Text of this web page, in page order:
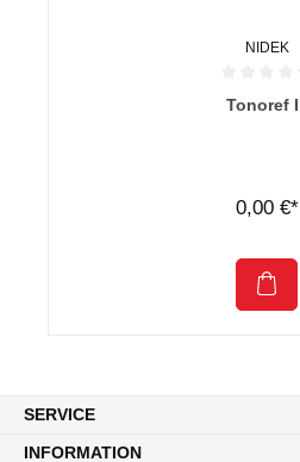
NIDEK
Durchschnittliche Bewertung
Tonoref
0,00 €*
SERVICE
INFORMATION